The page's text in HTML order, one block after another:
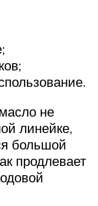
не
линейке,
большой
продлевает